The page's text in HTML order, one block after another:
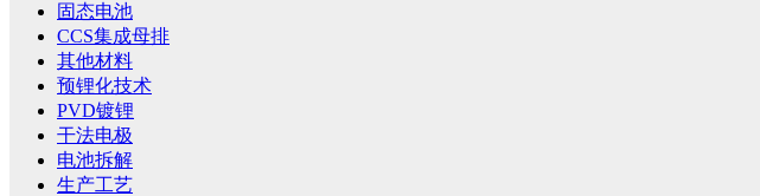
固态电池
CCS集成母排
其他材料
预锂化技术
PVD镀锂
干法电极
电池拆解
生产工艺